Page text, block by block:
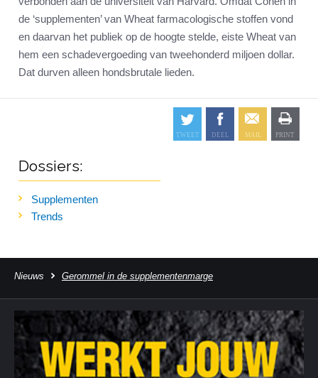
de ‘supplementen’ van Wheat farmacologische stoffen vond
en daarvan het publiek op de hoogte stelde, eiste Wheat van
hem een schadevergoeding van tweehonderd miljoen dollar.
Dat durven alleen hondsbrutale lieden.
Dossiers:
Supplementen
Trends
Nieuws Gerommel in de supplementenmarge